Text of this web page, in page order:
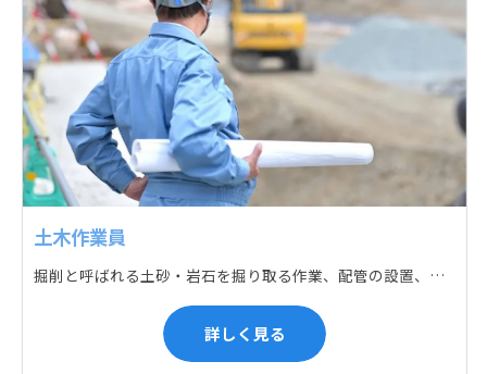
土木作業員
掘削と呼ばれる土砂・岩石を掘り取る作業、配管の設置、埋戻しの順に手作業と機械作業の併用をして行います。また、作業に使用する管材料の運搬作業も、機械と手作業にて行っています。
詳しく見る